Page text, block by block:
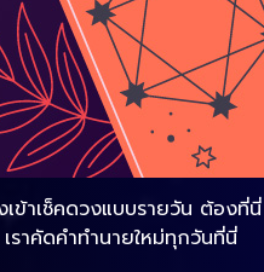
ข้าเช็คดวงแบบรายวัน ต้องที่นี่
ราคัดคำทำนายใหม่ทุกวันที่นี่